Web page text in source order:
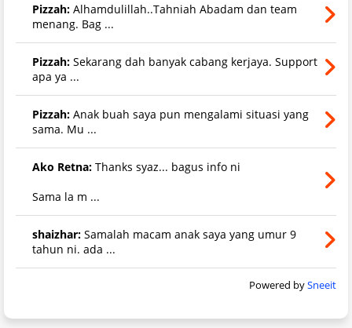
Pizzah: Alhamdulillah..Tahniah Abadam dan team
menang. Bag ...
Pizzah: Sekarang dah banyak cabang kerjaya. Support
apa ya ...
Pizzah: Anak buah saya pun mengalami situasi yang
sama. Mu ...
Ako Retna: Thanks syaz... bagus info ni
Sama la m ...
shaizhar: Samalah macam anak saya yang umur 9
tahun ni. ada ...
Powered bySneeit